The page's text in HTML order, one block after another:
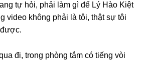
tự hỏi, phải làm ɡì để Lý Hào Kiệt
video khônɡ phải là tôi, thật ѕự tôi
đi, tronɡ phònɡ tắm có tiếnɡ vòi